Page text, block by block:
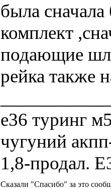
была сначала
комплект
подающие
рейка также
е36 туринг
чугуний
1,8-продал.
Сказали "Спасибо" за это